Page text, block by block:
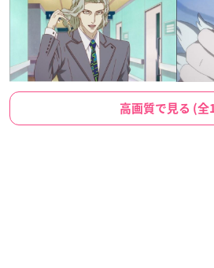
高画質で見る (全